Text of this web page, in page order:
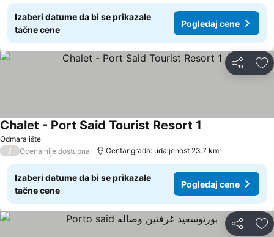
Izaberi datume da bi se prikazale
tačne cene
Pogledaj cene
Deli
Odmaralište
Chalet - Port Said Tourist Resort 1
/ Ocena nije dostupna Centar grada: udaljenost 23.7 km
Izaberi datume da bi se prikazale
tačne cene
Pogledaj cene
Deli